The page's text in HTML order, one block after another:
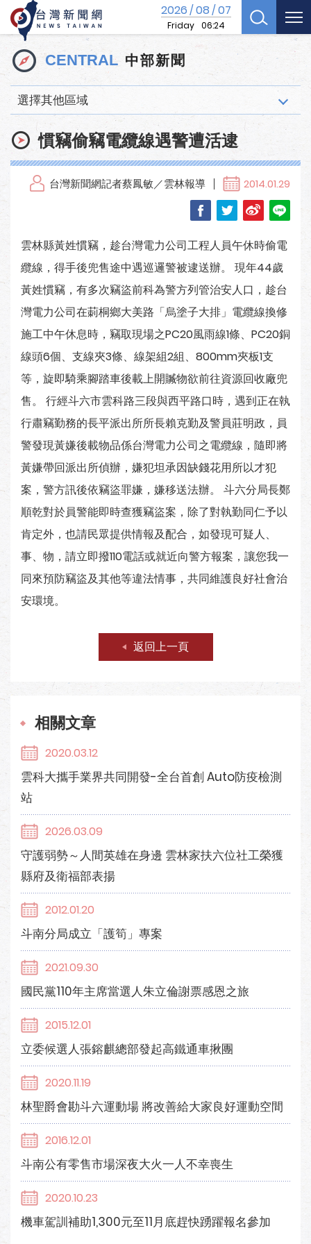
2026/08/07
Friday 06:24
CENTRAL 中部新聞
選擇其他區域
慣竊偷竊電纜線遇警遭活逮
台灣新聞網記者蔡鳳敏／雲林報導 2014.01.29
雲林縣黃姓慣竊，趁台灣電力公司工程人員午休時偷電
纜線，得手後兜售途中遇巡邏警被逮送辦。 現年44歲
黃姓慣竊，有多次竊盜前科為警方列管治安人口，趁台
灣電力公司在莿桐鄉大美路「烏塗子大排」電纜線換修
施工中午休息時，竊取現場之PC20風雨線1條、PC20銅
線頭6個、支線夾3條、線架組2組、800mm夾板1支
等，旋即騎乘腳踏車後載上開贓物欲前往資源回收廠兜
售。 行經斗六市雲科路三段與西平路口時，遇到正在執
行肅竊勤務的長平派出所所長賴克勤及警員莊明政，員
警發現黃嫌後載物品係台灣電力公司之電纜線，隨即將
黃嫌帶回派出所偵辦，嫌犯坦承因缺錢花用所以才犯
案，警方訊後依竊盜罪嫌，嫌移送法辦。 斗六分局長鄭
順乾對於員警能即時查獲竊盜案，除了對執勤同仁予以
肯定外，也請民眾提供情報及配合，如發現可疑人、
事、物，請立即撥110電話或就近向警方報案，讓您我一
同來預防竊盜及其他等違法情事，共同維護良好社會治
安環境。
返回上一頁
相關文章
2020.03.12
雲科大攜手業界共同開發-全台首創 Auto防疫檢測
站
2026.03.09
守護弱勢～人間英雄在身邊 雲林家扶六位社工榮獲
縣府及衛福部表揚
2012.01.20
斗南分局成立「護筍」專案
2021.09.30
國民黨110年主席當選人朱立倫謝票感恩之旅
2015.12.01
立委候選人張鎔麒總部發起高鐵通車揪團
2020.11.19
林聖爵會勘斗六運動場 將改善給大家良好運動空間
2016.12.01
斗南公有零售市場深夜大火一人不幸喪生
2020.10.23
機車駕訓補助1,300元至11月底趕快踴躍報名參加